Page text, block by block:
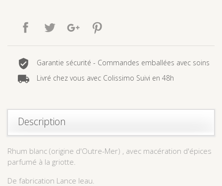
Partager Tweet Google+
Garantie sécurité - Commandes emballées avec soins
Livré chez vous avec Colissimo Suivi en 48h
Description
Rhum blanc (origine d'Outre-Mer) , avec macération d'épices
parfumé à la griotte.
De fabrication Lance leau.